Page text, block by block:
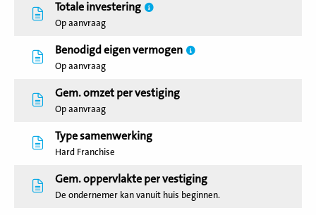
Totale investering
Op aanvraag
Benodigd eigen vermogen
Op aanvraag
Gem. omzet per vestiging
Op aanvraag
Type samenwerking
Hard Franchise
Gem. oppervlakte per vestiging
De ondernemer kan vanuit huis beginnen.